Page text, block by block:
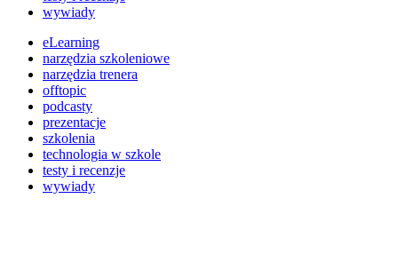
wywiady
eLearning
narzędzia szkoleniowe
narzędzia trenera
offtopic
podcasty
prezentacje
szkolenia
technologia w szkole
testy i recenzje
wywiady